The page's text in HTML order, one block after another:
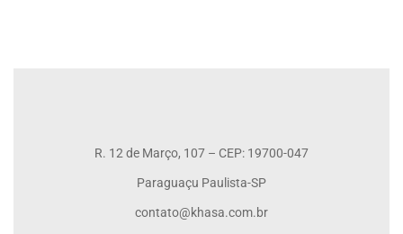
R. 12 de Março, 107 – CEP: 19700-047
Paraguaçu Paulista-SP
contato@khasa.com.br